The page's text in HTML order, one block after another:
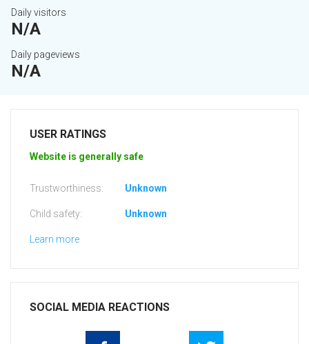
Daily visitors
N/A
Daily pageviews
N/A
USER RATINGS
Website is generally safe
Trustworthiness: Unknown
Child safety: Unknown
Learn more
SOCIAL MEDIA REACTIONS